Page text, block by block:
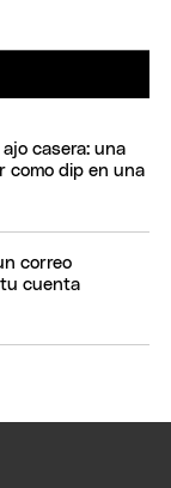
casera: una
como dip en una
correo
cuenta